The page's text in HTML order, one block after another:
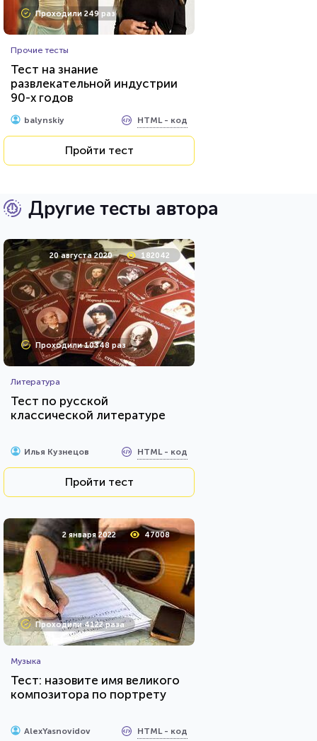
Проходили 249 раз
Прочие тесты
Тест на знание
развлекательной индустрии
90-х годов
balynskiy HTML - код
Пройти тест
Другие тесты автора
20 августа 2020 182042
Проходили 10348 раз
Литература
Тест по русской
классической литературе
Илья Кузнецов HTML - код
Пройти тест
2 января 2022 47008
Проходили 4122 раза
Музыка
Тест: назовите имя великого
композитора по портрету
AlexYasnovidov HTML - код